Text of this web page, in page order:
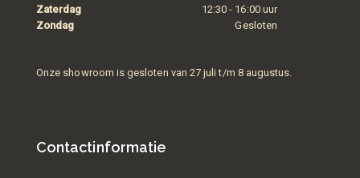
Zaterdag
12:30 - 16:00 uur
Zondag
Gesloten
Onze showroom is gesloten van 27 juli t/m 8 augustus.
Contactinformatie